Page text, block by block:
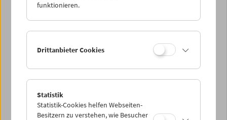
funktionieren.
Drittanbieter Cookies
Statistik
Statistik-Cookies helfen Webseiten-
Besitzern zu verstehen, wie Besucher